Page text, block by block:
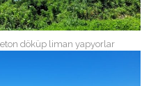
döküp liman yapyorlar